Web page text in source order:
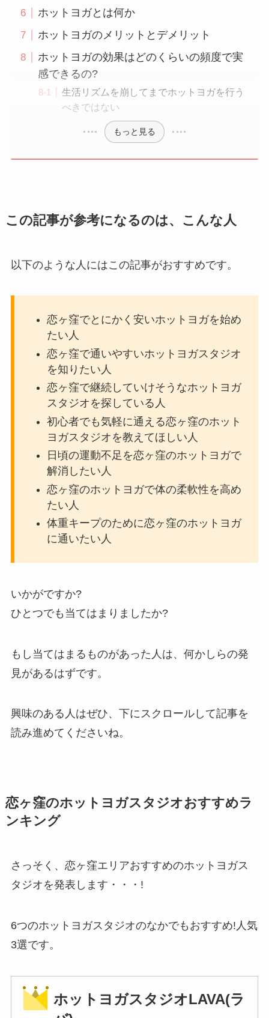
ホットヨガとは何か
ホットヨガのメリットとデメリット
ホットヨガの効果はどのくらいの頻度で実
感できるの?
生活リズムを崩してまでホットヨガを行う
べきではない
もっと見る
この記事が参考になるのは、こんな人
以下のような人にはこの記事がおすすめです。
恋ヶ窪でとにかく安いホットヨガを始め
たい人
恋ヶ窪で通いやすいホットヨガスタジオ
を知りたい人
恋ヶ窪で継続していけそうなホットヨガ
スタジオを探している人
初心者でも気軽に通える恋ヶ窪のホット
ヨガスタジオを教えてほしい人
日頃の運動不足を恋ヶ窪のホットヨガで
解消したい人
恋ヶ窪のホットヨガで体の柔軟性を高め
たい人
体重キープのために恋ヶ窪のホットヨガ
に通いたい人
いかがですか?
ひとつでも当てはまりましたか?
もし当てはまるものがあった人は、何かしらの発
見があるはずです。
興味のある人はぜひ、下にスクロールして記事を
読み進めてくださいね。
恋ヶ窪のホットヨガスタジオおすすめラ
ンキング
さっそく、恋ヶ窪エリアおすすめのホットヨガス
タジオを発表します・・・!
6つのホットヨガスタジオのなかでもおすすめ!人気
3選です。
ホットヨガスタジオLAVA(ラ